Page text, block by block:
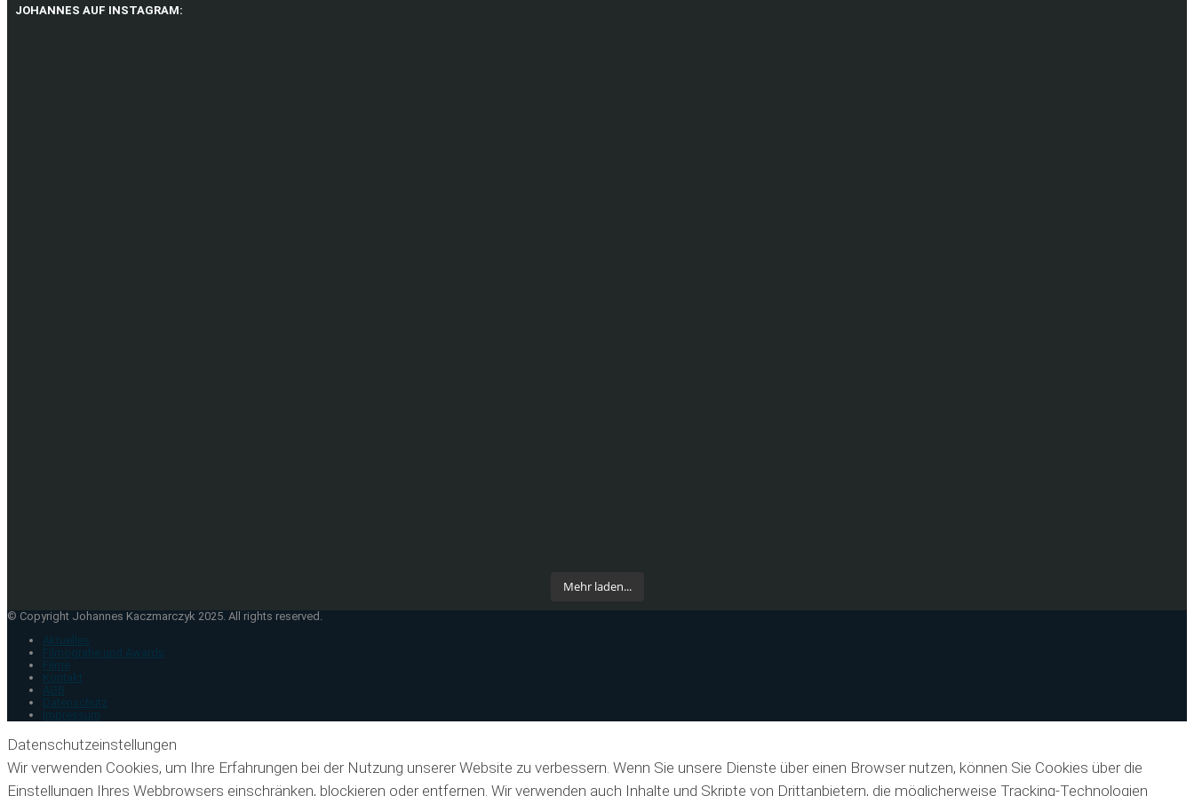
JOHANNES AUF INSTAGRAM:
Mehr laden...
© Copyright Johannes Kaczmarczyk 2025. All rights reserved.
Aktuelles
Filmografie und Awards
Filme
Kontakt
AGB
Datenschutz
Impressum
Datenschutzeinstellungen
Wir verwenden Cookies, um Ihre Erfahrungen bei der Nutzung unserer Website zu verbessern. Wenn Sie unsere Dienste über einen Browser nutzen, können Sie Cookies über die
Einstellungen Ihres Webbrowsers einschränken, blockieren oder entfernen. Wir verwenden auch Inhalte und Skripte von Drittanbietern, die möglicherweise Tracking-Technologien